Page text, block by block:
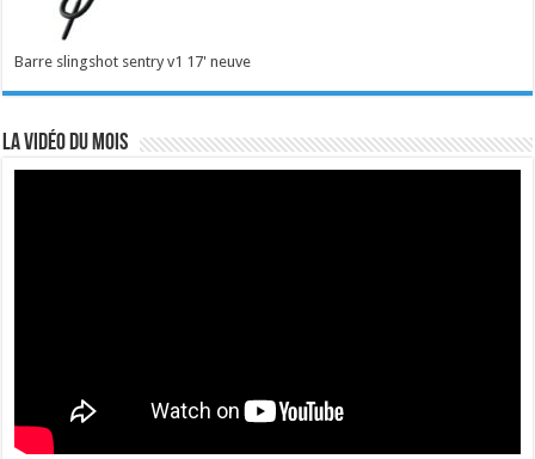
Barre slingshot sentry v1 17' neuve
La vidéo du mois